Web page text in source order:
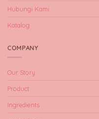
Hubungi Kami
Katalog
COMPANY
Our Story
Product
Ingredients